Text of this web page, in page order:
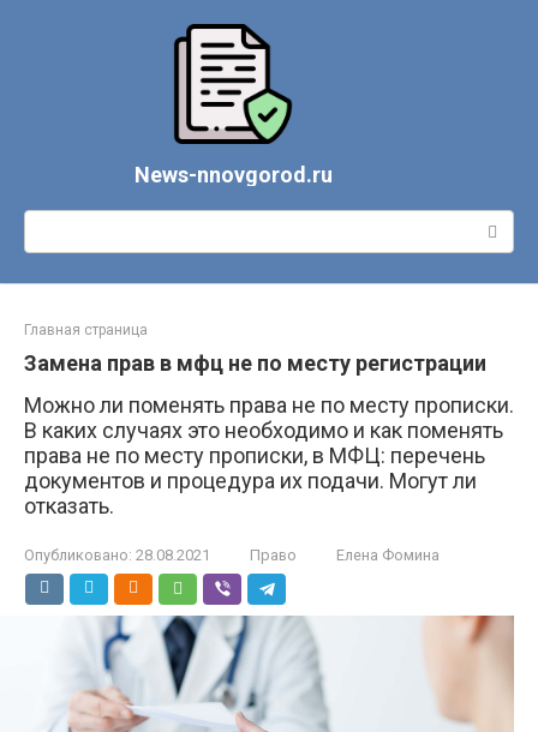
News-nnovgorod.ru
Поиск:
Главная страница
Замена прав в мфц не по месту регистрации
Можно ли поменять права не по месту прописки.
В каких случаях это необходимо и как поменять
права не по месту прописки, в МФЦ: перечень
документов и процедура их подачи. Могут ли
отказать.
Опубликовано: 28.08.2021 Право Елена Фомина